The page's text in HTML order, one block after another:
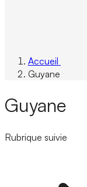
Accueil
Guyane
Guyane
Rubrique suivie